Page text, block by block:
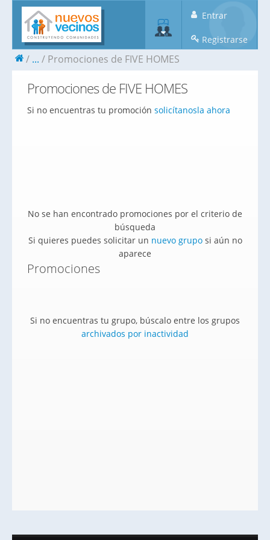
Entrar
Registrarse
... Promociones de FIVE HOMES
Promociones de FIVE HOMES
Si no encuentras tu promoción solicítanosla ahora
No se han encontrado promociones por el criterio de
búsqueda
Si quieres puedes solicitar un nuevo gruposi aún no
aparece
Promociones
Si no encuentras tu grupo, búscalo entre los grupos
archivados por inactividad